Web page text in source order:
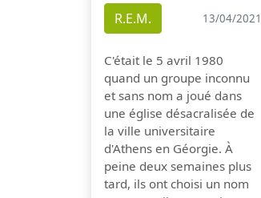
R.E.M. 13/04/2021
C'était le 5 avril 1980
quand un groupe inconnu
et sans nom a joué dans
une église désacralisée de
la ville universitaire
d'Athens en Géorgie. À
peine deux semaines plus
tard, ils ont choisi un nom